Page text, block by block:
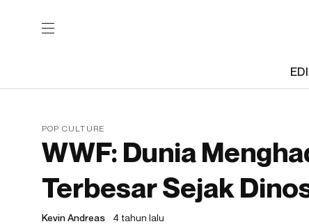
POP CULTURE
WWF: Dunia
Terbesar Sejak
Kevin Andreas 4 tahun lalu